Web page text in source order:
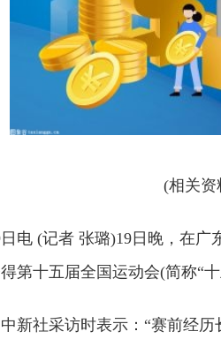
(相关资
电 (记者 张璐)19日晚，在
第十五届全国运动会(简称“
新社采访时表示：“赛前经